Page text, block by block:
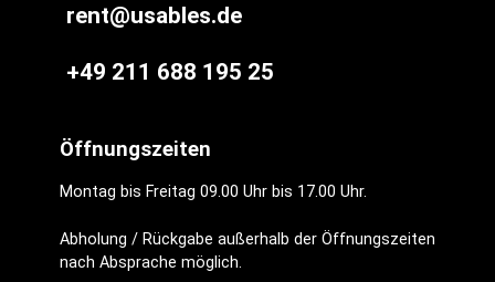
rent@usables.de
+49 211 688 195 25
Öffnungszeiten
Montag bis Freitag 09.00 Uhr bis 17.00 Uhr.
Abholung / Rückgabe außerhalb der Öffnungszeiten
nach Absprache möglich.